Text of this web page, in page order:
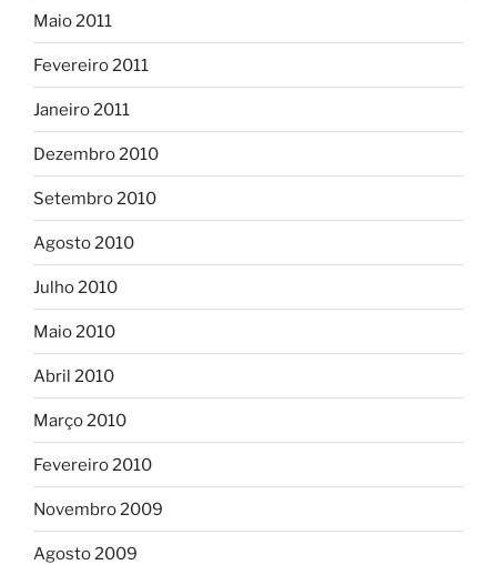
Maio 2011
Fevereiro 2011
Janeiro 2011
Dezembro 2010
Setembro 2010
Agosto 2010
Julho 2010
Maio 2010
Abril 2010
Março 2010
Fevereiro 2010
Novembro 2009
Agosto 2009